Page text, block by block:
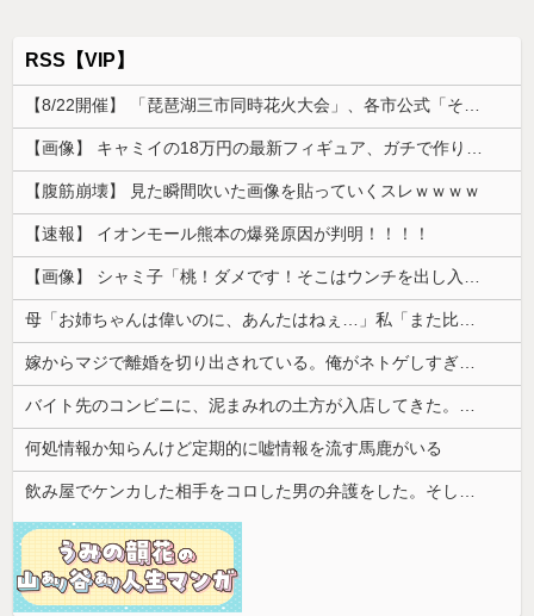
RSS【VIP】
【腹筋崩壊】 見た瞬間吹いた画像を貼っていくスレｗｗｗｗ
【速報】 イオンモール熊本の爆発原因が判明！！！！
何処情報か知らんけど定期的に嘘情報を流す馬鹿がいる